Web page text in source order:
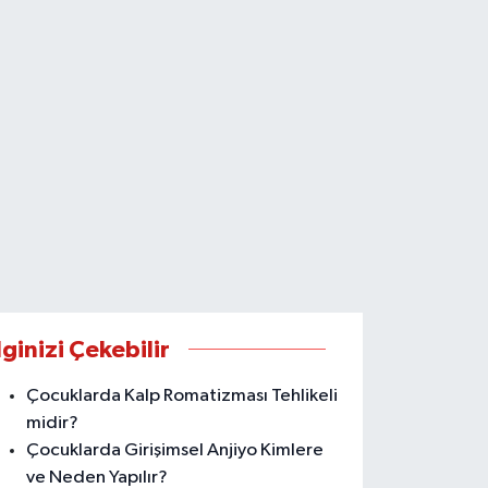
Çekebilir
Çocuklarda Kalp Romatizması Tehlikeli
midir?
Çocuklarda Girişimsel Anjiyo Kimlere
ve Neden Yapılır?